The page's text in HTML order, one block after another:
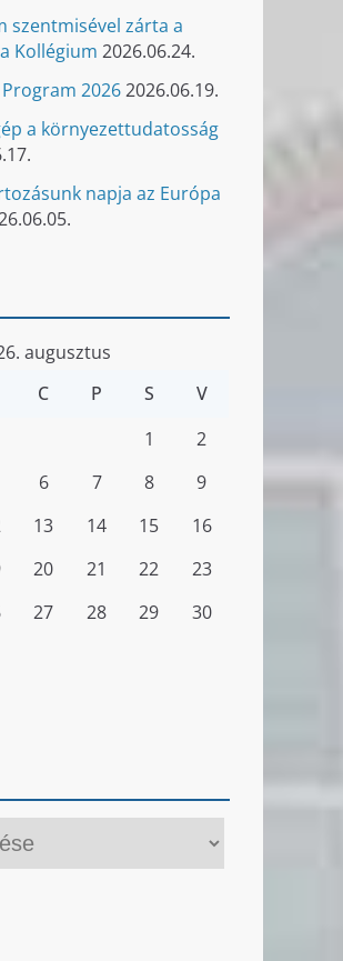
szentmisével zárta a
Kollégium 2026.06.24.
20262026.06.19.
a környezettudatosság
napja az Európa
augusztus
C P S V
1
2
6 7 8
9
13 14 15
16
20 21 22
23
27 28 29
30